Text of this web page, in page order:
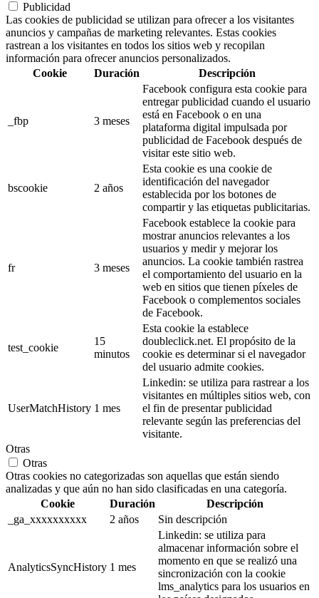
Publicidad
Las cookies de publicidad se utilizan para ofrecer a los visitantes
anuncios y campañas de marketing relevantes. Estas cookies
rastrean a los visitantes en todos los sitios web y recopilan
información para ofrecer anuncios personalizados.
Cookie
Duración Descripción
_fbp 3 meses
Facebook configura esta cookie para
entregar publicidad cuando el usuario
está en Facebook o en una
plataforma digital impulsada por
publicidad de Facebook después de
visitar este sitio web.
bscookie 2 años
Esta cookie es una cookie de
identificación del navegador
establecida por los botones de
compartir y las etiquetas publicitarias.
fr 3 meses
Facebook establece la cookie para
mostrar anuncios relevantes a los
usuarios y medir y mejorar los
anuncios. La cookie también rastrea
el comportamiento del usuario en la
web en sitios que tienen píxeles de
Facebook o complementos sociales
de Facebook.
test_cookie
15
minutos
Esta cookie la establece
doubleclick.net. El propósito de la
cookie es determinar si el navegador
del usuario admite cookies.
UserMatchHistory 1 mes
Linkedin: se utiliza para rastrear a los
visitantes en múltiples sitios web, con
el fin de presentar publicidad
relevante según las preferencias del
visitante.
Otras
Otras
Otras cookies no categorizadas son aquellas que están siendo
analizadas y que aún no han sido clasificadas en una categoría.
Cookie
Duración
Descripción
_ga_xxxxxxxxxx
2 años Sin descripción
AnalyticsSyncHistory 1 mes
Linkedin: se utiliza para
almacenar información sobre el
momento en que se realizó una
sincronización con la cookie
lms_analytics para los usuarios en